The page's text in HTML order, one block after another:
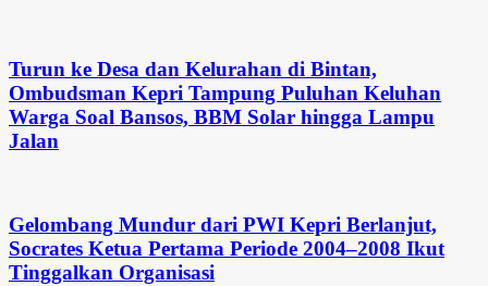
Turun ke Desa dan Kelurahan di Bintan,
Ombudsman Kepri Tampung Puluhan Keluhan
Warga Soal Bansos, BBM Solar hingga Lampu
Jalan
Gelombang Mundur dari PWI Kepri Berlanjut,
Socrates Ketua Pertama Periode 2004–2008 Ikut
Tinggalkan Organisasi